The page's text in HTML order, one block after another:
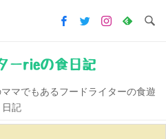
ーrieの食日記
マでもあるフードライターの食遊
日記